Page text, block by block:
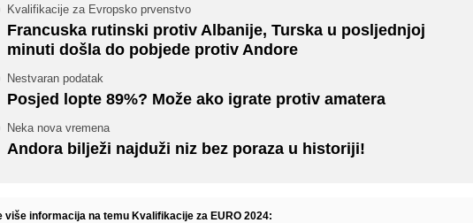
Kvalifikacije za Evropsko prvenstvo
Francuska rutinski protiv Albanije, Turska u posljednjoj
minuti došla do pobjede protiv Andore
Nestvaran podatak
Posjed lopte 89%? Može ako igrate protiv amatera
Neka nova vremena
Andora bilježi najduži niz bez poraza u historiji!
više informacija na temu Kvalifikacije za EURO 2024: